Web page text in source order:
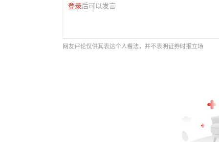
登录后可以发言
网友评论仅供其表达个人看法，并不表明证券时报立场